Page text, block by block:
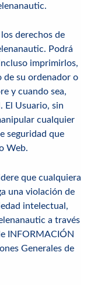
derechos de
. Podrá
imprimirlos,
de su ordenador o
y cuando sea,
El Usuario, sin
cualquier
seguridad que
Web.
que cualquiera
una violación de
intelectual,
a través
INFORMACIÓN
Generales de